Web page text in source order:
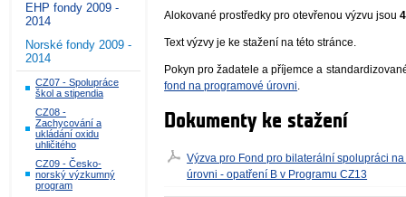
EHP fondy 2009 -
2014
Norské fondy 2009 -
2014
CZ07 - Spolupráce
škol a stipendia
CZ08 -
Zachycování a
ukládání oxidu
uhličitého
CZ09 - Česko-
norský výzkumný
program
Alokované prostředky pro otevřenou výzvu jsou
Text výzvy je ke stažení na této stránce.
Pokyn pro žadatele a příjemce a
fond na programové úrovni.
Dokumenty ke stažení
Výzva pro Fond pro bilaterální spolupráci
úrovni - opatření B v Programu CZ13